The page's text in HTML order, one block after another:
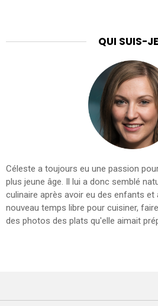
QUI SUIS-
Céleste a toujours eu une passion
plus jeune âge. Il lui a donc semblé
culinaire après avoir eu des enfants
nouveau temps libre pour cuisiner,
des photos des plats qu'elle aimait